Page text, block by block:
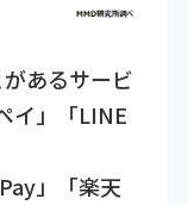
あるサービ
イ」「LINE
」「楽天